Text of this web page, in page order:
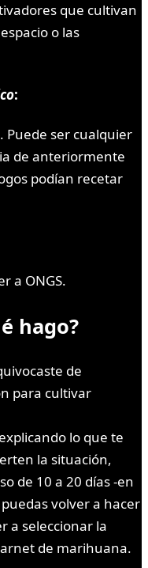
que cultivan
o las
:
Puede ser cualquier
de anteriormente
podían recetar
a ONGS.
hago?
de
para cultivar
lo que te
la situación,
de 10 a 20 días -en
volver a hacer
a seleccionar la
de marihuana.